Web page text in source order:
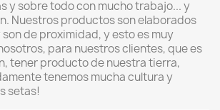
y sobre todo con mucho trabajo... y
Nuestros productos son elaborados
de proximidad, y esto es muy
para nuestros clientes, que es
tener producto de nuestra tierra,
tenemos mucha cultura y
setas!